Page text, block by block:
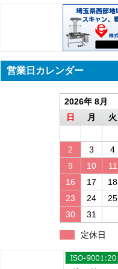
営業日カレンダー
2026年 8月
日
月 火
2
3 4
9
10 11
16
17 18
23
24 25
30
31
定休日